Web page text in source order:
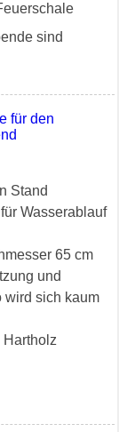
sind
Stand
Wasserablauf
65 cm
und
wird sich kaum